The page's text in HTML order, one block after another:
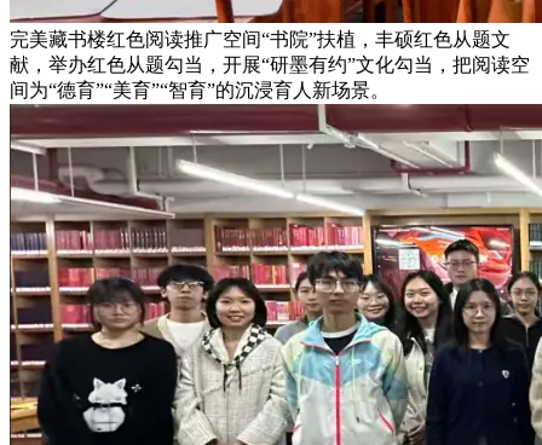
完美藏书楼红色阅读推广空间“书院”扶植，丰硕红色从题文
献，举办红色从题勾当，开展“研墨有约”文化勾当，把阅读空
间为“德育”“美育”“智育”的沉浸育人新场景。